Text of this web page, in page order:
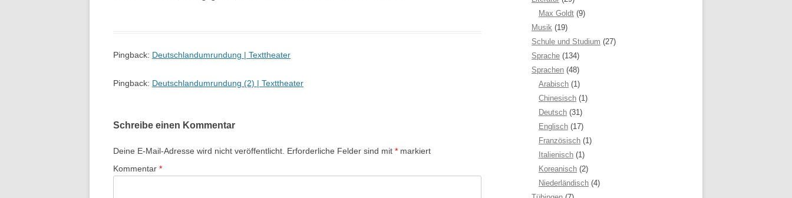
Pingback: Deutschlandumrundung | Texttheater
Pingback: Deutschlandumrundung (2) | Texttheater
Schreibe einen Kommentar
Deine E-Mail-Adresse wird nicht veröffentlicht. Erforderliche Felder sind mit * markiert
Kommentar *
Max Goldt (9)
Musik (19)
Schule und Studium (27)
Sprache (134)
Sprachen (48)
Arabisch (1)
Chinesisch (1)
Deutsch (31)
Englisch (17)
Französisch (1)
Italienisch (1)
Koreanisch (2)
Niederländisch (4)